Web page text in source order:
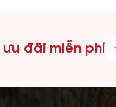
đãi miễn phí